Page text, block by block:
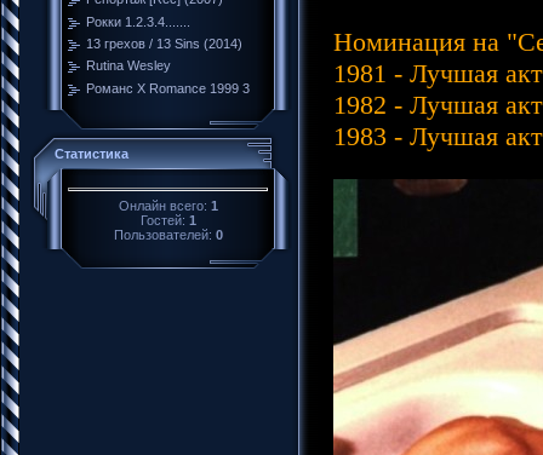
Рокки 1.2.3.4.......
13 грехов / 13 Sins (2014)
Rutina Wesley
Романс Х Romance 1999 3
Статистика
Онлайн всего: 1
Гостей: 1
Пользователей: 0
Номинация на
1981 - Лучшая
1982 - Лучшая
1983 - Лучшая